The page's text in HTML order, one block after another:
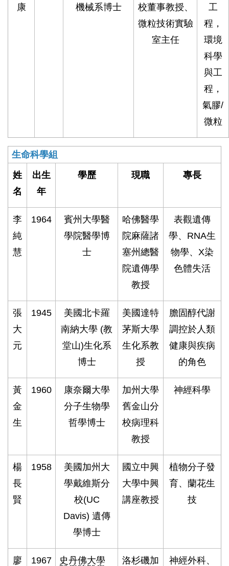
康 機械系博士
校董事教授、
微粒技術實驗
室主任
工
程，
環境
科學
與工
程，
氣膠/
微粒
生命科學組
姓
名
出生
年
學歷 現職 專長
李
純
慧
1964
賓州大學醫
學院醫學博
士
哈佛醫學
院麻薩諸
塞州總醫
院遺傳學
教授
表觀遺傳
學、RNA生
物學、X染
色體失活
張
大
元
1945
美國北卡羅
南納大學 (教
堂山)生化系
博士
美國達特
茅斯大學
生化系教
授
膽固醇代謝
調控於人類
健康與疾病
的角色
黃
金
生
1960
康奈爾大學
分子生物學
哲學博士
加州大學
舊金山分
校病理科
教授
神經科學
楊
長
賢
1958
美國加州大
學戴維斯分
校(UC
Davis) 遺傳
學博士
國立中興
大學中興
講座教授
植物分子發
育、蘭花生
技
廖
1967
史丹佛大學
洛杉磯加
神經外科、